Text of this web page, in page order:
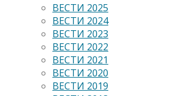
ВЕСТИ 2025
ВЕСТИ 2024
ВЕСТИ 2023
ВЕСТИ 2022
ВЕСТИ 2021
ВЕСТИ 2020
ВЕСТИ 2019